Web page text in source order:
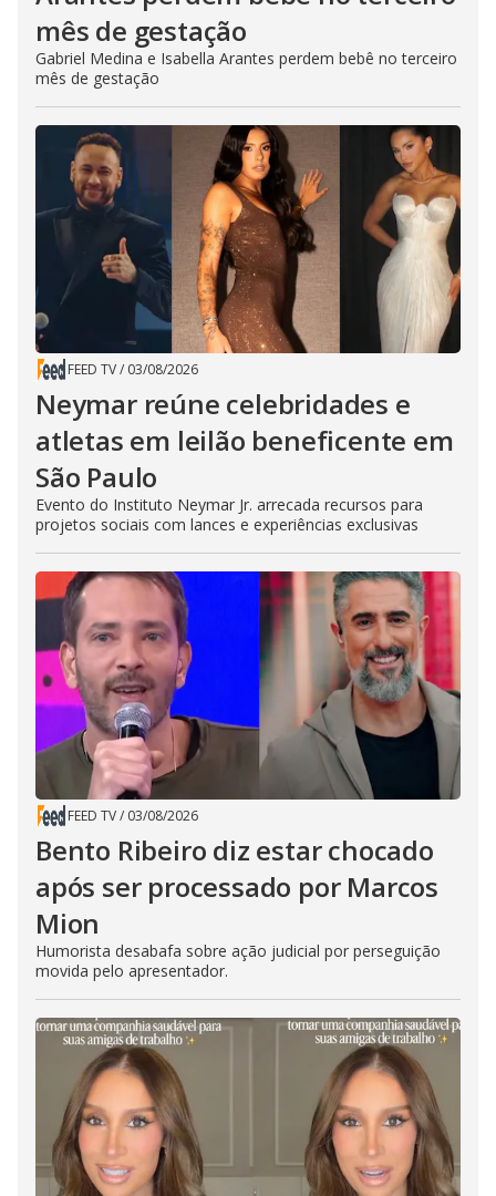
mês de gestação
Gabriel Medina e Isabella Arantes perdem bebê no terceiro
mês de gestação
FEED TV/ 03/08/2026
Neymar reúne celebridades e
atletas em leilão beneficente em
São Paulo
Evento do Instituto Neymar Jr. arrecada recursos para
projetos sociais com lances e experiências exclusivas
FEED TV/ 03/08/2026
Bento Ribeiro diz estar chocado
após ser processado por Marcos
Mion
Humorista desabafa sobre ação judicial por perseguição
movida pelo apresentador.